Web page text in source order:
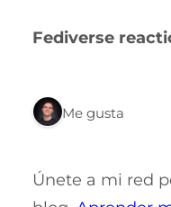
Fediverse
1 Me gusta
Únete a mi red